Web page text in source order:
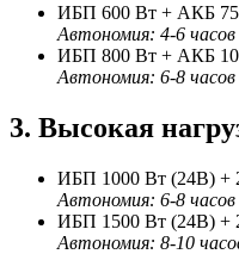
ИБП 600 Вт + АКБ
Автономия: 4-6 часов
ИБП 800 Вт + АКБ
Автономия: 6-8 часов
3. Высокая
ИБП 1000 Вт (24В) +
Автономия: 6-8 часов
ИБП 1500 Вт (24В) +
Автономия: 8-10